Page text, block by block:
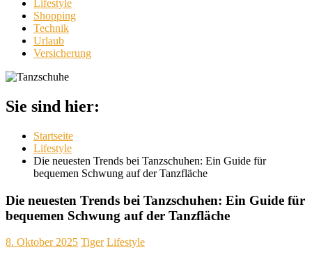
Lifestyle
Shopping
Technik
Urlaub
Versicherung
Sie sind hier:
Startseite
Lifestyle
Die neuesten Trends bei Tanzschuhen: Ein Guide für
bequemen Schwung auf der Tanzfläche
Die neuesten Trends bei Tanzschuhen: Ein Guide für
bequemen Schwung auf der Tanzfläche
8. Oktober 2025 Tiger Lifestyle